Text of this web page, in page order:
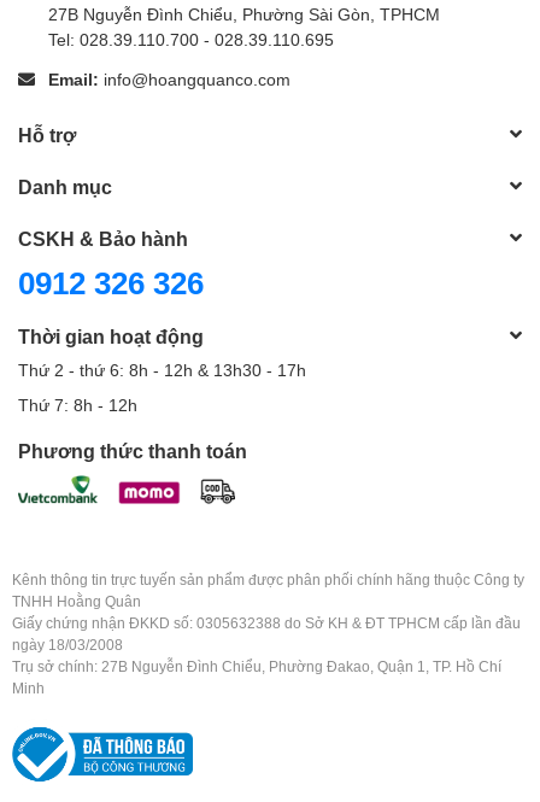
27B Nguyễn Đình Chiểu, Phường Sài Gòn, TPHCM
Tel: 028.39.110.700 - 028.39.110.695
Email: info@hoangquanco.com
Hỗ trợ
Danh mục
CSKH & Bảo hành
0912 326 326
Thời gian hoạt động
Thứ 2 - thứ 6: 8h - 12h & 13h30 - 17h
Thứ 7: 8h - 12h
Phương thức thanh toán
Kênh thông tin trực tuyến sản phẩm được phân phối chính hãng thuộc Công ty
TNHH Hoằng Quân
Giấy chứng nhận ĐKKD số: 0305632388 do Sở KH & ĐT TPHCM cấp lần đầu
ngày 18/03/2008
Trụ sở chính: 27B Nguyễn Đình Chiểu, Phường Đakao, Quận 1, TP. Hồ Chí
Minh